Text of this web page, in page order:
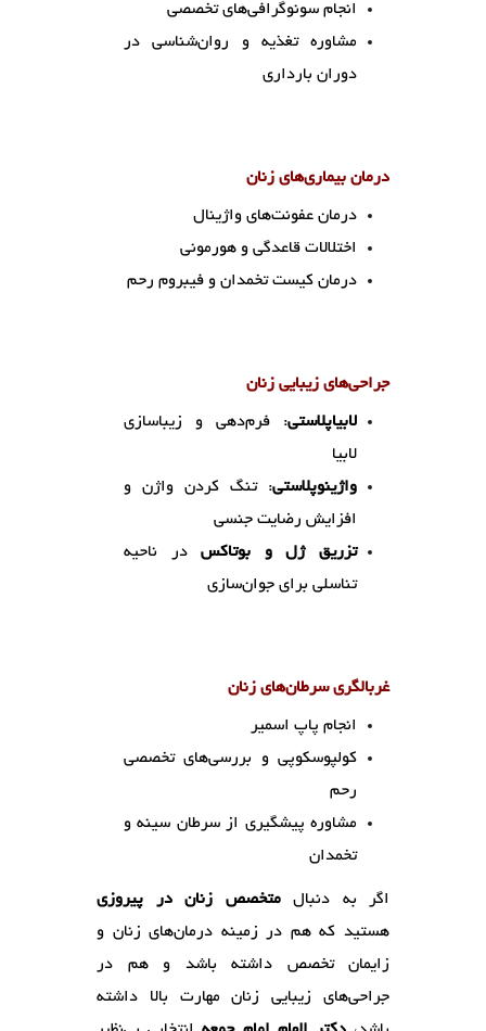
انجام سونوگرافی‌های تخصصی
مشاوره تغذیه و روان‌شناسی در
دوران بارداری
درمان بیماری‌های زنان
درمان عفونت‌های واژینال
اختلالات قاعدگی و هورمونی
درمان کیست تخمدان و فیبروم رحم
جراحی‌های زیبایی زنان
لابیاپلاستی: فرم‌دهی و زیباسازی
لابیا
واژینوپلاستی: تنگ کردن واژن و
افزایش رضایت جنسی
تزریق ژل و بوتاکسدر ناحیه
تناسلی برای جوان‌سازی
غربالگری سرطان‌های زنان
انجام پاپ اسمیر
کولپوسکوپی و بررسی‌های تخصصی
رحم
مشاوره پیشگیری از سرطان سینه و
تخمدان
اگر به دنبالمتخصص زنان در پیروزی
هستید که هم در زمینه درمان‌های زنان و
زایمان تخصص داشته باشد و هم در
جراحی‌های زیبایی زنان مهارت بالا داشته